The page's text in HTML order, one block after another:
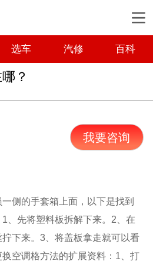
选车 汽修 百科
？
我要咨询
侧的手套箱上面，以下是找到
、先将塑料板拆解下来。2、在
下来。3、将盖板拿走就可以看
空调格方法的扩展资料：1、打